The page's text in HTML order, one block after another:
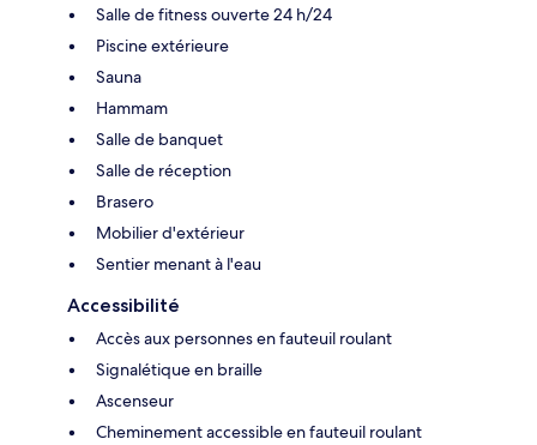
Salle de fitness ouverte 24 h/24
Piscine extérieure
Sauna
Hammam
Salle de banquet
Salle de réception
Brasero
Mobilier d'extérieur
Sentier menant à l'eau
Accessibilité
Accès aux personnes en fauteuil roulant
Signalétique en braille
Ascenseur
Cheminement accessible en fauteuil roulant